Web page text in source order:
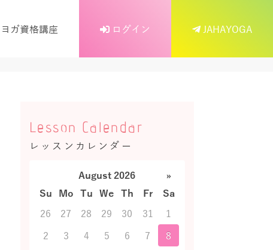
ヨガ資格講座 ログイン JAHAYOGA
Lesson Calendar
レッスンカレンダー
August 2026
»
Su
Mo Tu We Th Fr
Sa
26
27 28 29 30 31
1
2
3 4 5 6 7
8